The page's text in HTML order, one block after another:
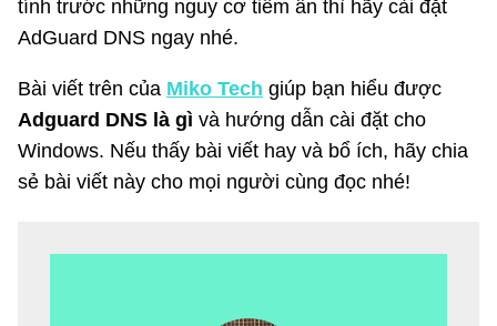
tính trước những nguy cơ tiềm ẩn thì hãy cài đặt
AdGuard DNS ngay nhé.
Bài viết trên của Miko Tech giúp bạn hiểu được
Adguard DNS là gì và hướng dẫn cài đặt cho
Windows. Nếu thấy bài viết hay và bổ ích, hãy chia
sẻ bài viết này cho mọi người cùng đọc nhé!